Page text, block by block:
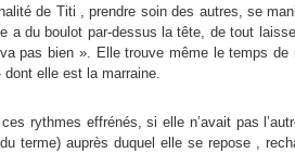
de Titi , prendre soin des autres, se
a du boulot par-dessus la tête, de tout
pas bien ». Elle trouve même le temps de
dont elle est la marraine.
rythmes effrénés, si elle n’avait pas
terme) auprès duquel elle se repose ,